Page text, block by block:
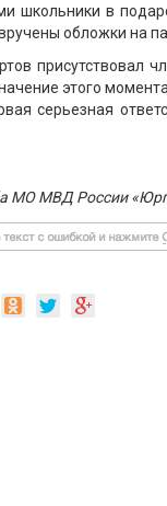
школьники в
обложки на
присутствовал
этого
серьезная
МО МВД России